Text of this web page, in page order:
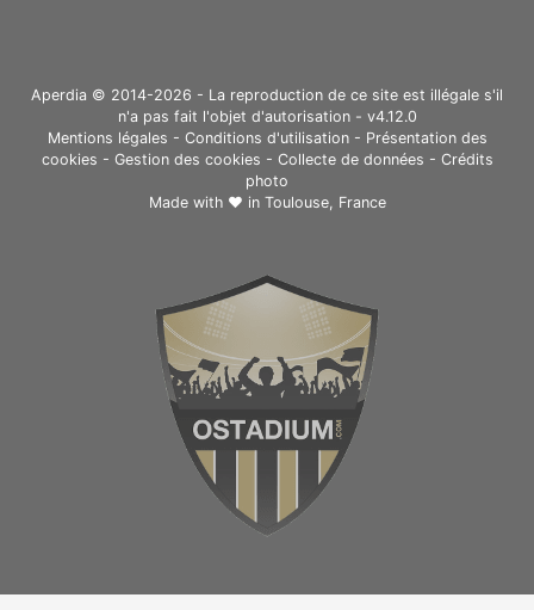
Aperdia © 2014-2026 - La reproduction de ce site est illégale s'il
n'a pas fait l'objet d'autorisation - v4.12.0
Mentions légales - Conditions d'utilisation- Présentation des
cookies - Gestion des cookies - Collecte de données - Crédits
photo
Made with ❤ in Toulouse, France